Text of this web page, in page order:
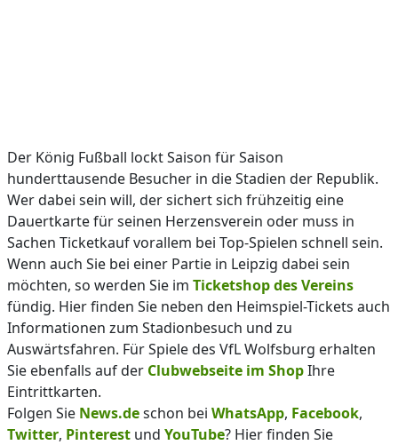
Der König Fußball lockt Saison für Saison
hunderttausende Besucher in die Stadien der Republik.
Wer dabei sein will, der sichert sich frühzeitig eine
Dauertkarte für seinen Herzensverein oder muss in
Sachen Ticketkauf vorallem bei Top-Spielen schnell sein.
Wenn auch Sie bei einer Partie in Leipzig dabei sein
möchten, so werden Sie im Ticketshop des Vereins
fündig. Hier finden Sie neben den Heimspiel-Tickets auch
Informationen zum Stadionbesuch und zu
Auswärtsfahren. Für Spiele des VfL Wolfsburg erhalten
Sie ebenfalls auf der Clubwebseite im ShopIhre
Eintrittkarten.
Folgen Sie News.deschon bei WhatsApp, Facebook,
Twitter, Pinterest und YouTube? Hier finden Sie